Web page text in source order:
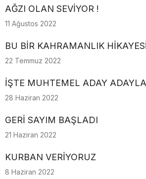
AĞZI OLAN SEVİYOR !
11 Ağustos 2022
BU BİR KAHRAMANLIK
22 Temmuz 2022
İŞTE MUHTEMEL ADAY
28 Haziran 2022
GERİ SAYIM BAŞLADI
21 Haziran 2022
KURBAN VERİYORUZ
8 Haziran 2022